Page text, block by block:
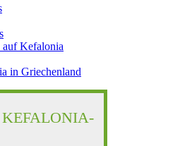
auf Kefalonia
in Griechenland